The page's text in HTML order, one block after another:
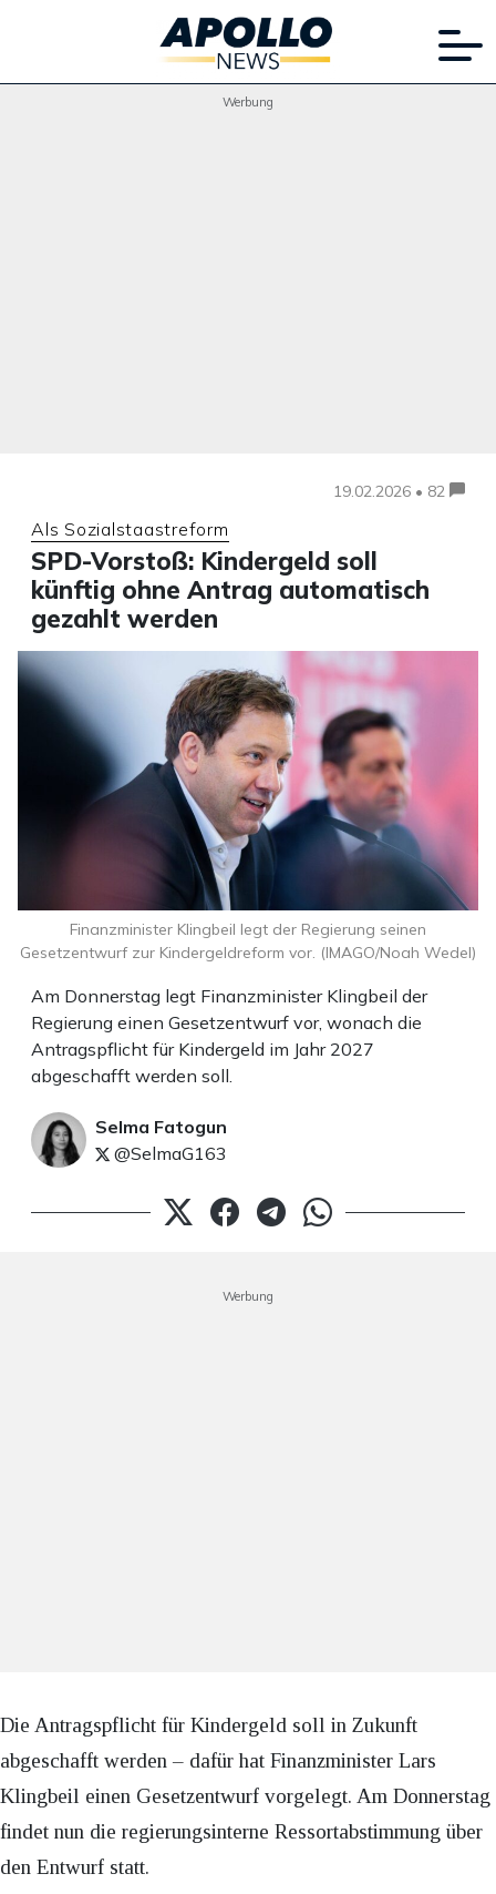
Werbung
19.02.2026 • 82
Als Sozialstaastreform
SPD-Vorstoß: Kindergeld soll
künftig ohne Antrag automatisch
gezahlt werden
Am Donnerstag legt Finanzminister Klingbeil der
Regierung einen Gesetzentwurf vor, wonach die
Antragspflicht für Kindergeld im Jahr 2027
abgeschafft werden soll.
Selma Fatogun
@SelmaG163
Finanzminister Klingbeil legt der Regierung seinen
Gesetzentwurf zur Kindergeldreform vor. (IMAGO/Noah Wedel)
Werbung
Die Antragspflicht für Kindergeld soll in Zukunft
abgeschafft werden – dafür hat Finanzminister Lars
Klingbeil einen Gesetzentwurf vorgelegt. Am Donnerstag
findet nun die regierungsinterne Ressortabstimmung über
den Entwurf statt.